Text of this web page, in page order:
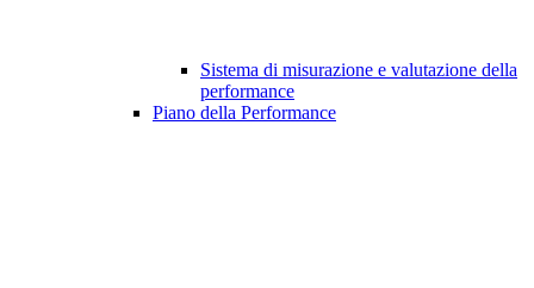
Sistema di misurazione e valutazione della
performance
Piano della Performance